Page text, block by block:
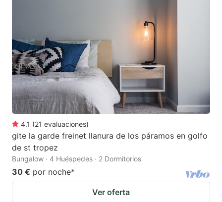
4.1 (21 evaluaciones)
gite la garde freinet llanura de los páramos en golfo
de st tropez
Bungalow · 4 Huéspedes · 2 Dormitorios
30 € por noche*
Ver oferta